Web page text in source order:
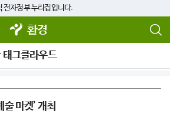
전자정부 누리집입니다.
환경
그클라우드
마켓’ 개최